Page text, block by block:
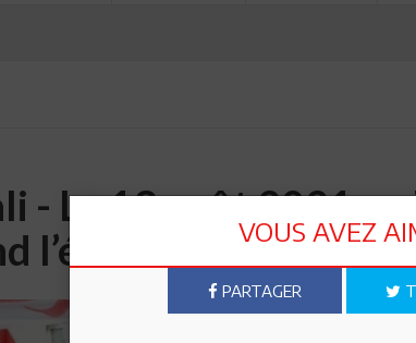
- Le 13 août 2021
l’égalité devant
VOUS AVEZ
PARTAGER